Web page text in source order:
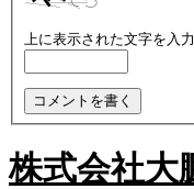
上に表示された文字を入
株式会社大